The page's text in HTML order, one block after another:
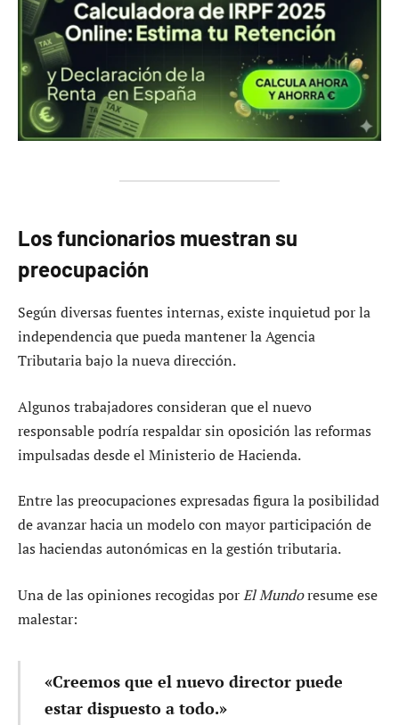
Los funcionarios muestran su
preocupación
Según diversas fuentes internas, existe inquietud por la
independencia que pueda mantener la Agencia
Tributaria bajo la nueva dirección.
Algunos trabajadores consideran que el nuevo
responsable podría respaldar sin oposición las reformas
impulsadas desde el Ministerio de Hacienda.
Entre las preocupaciones expresadas figura la posibilidad
de avanzar hacia un modelo con mayor participación de
las haciendas autonómicas en la gestión tributaria.
Una de las opiniones recogidas porEl Mundoresume ese
malestar:
«Creemos que el nuevo director puede
estar dispuesto a todo.»